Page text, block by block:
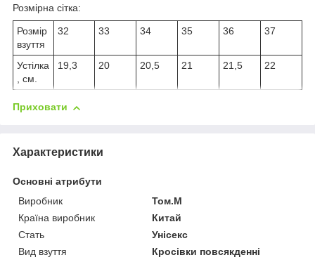
Розмірна сітка:
Розмір
взуття
32 33 34 35 36 37
Устілка
, см.
19,3 20 20,5 21 21,5 22
Приховати
Характеристики
Основні атрибути
Виробник
Том.М
Країна виробник
Китай
Стать
Унісекс
Вид взуття
Кросівки повсякденні